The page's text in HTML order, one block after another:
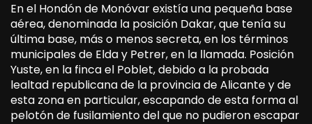
En el Hondón de Monóvar existía una pequeña base
aérea, denominada la posición Dakar, que tenía su
última base, más o menos secreta, en los términos
municipales de Elda y Petrer, en la llamada. Posición
Yuste, en la finca el Poblet, debido a la probada
lealtad republicana de la provincia de Alicante y de
esta zona en particular, escapando de esta forma al
pelotón de fusilamiento del que no pudieron escapar